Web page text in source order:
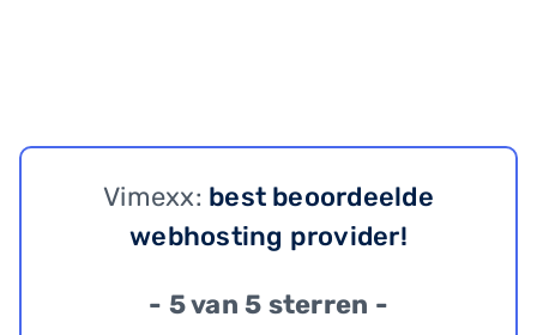
Vimexx: best beoordeelde
webhosting provider!
- 5 van 5 sterren -